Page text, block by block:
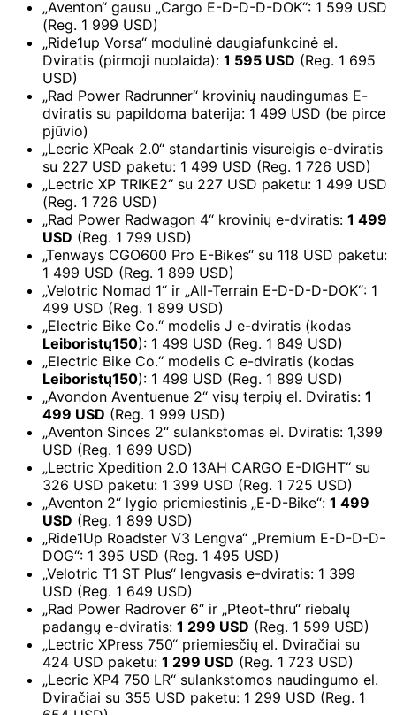
„Aventon“ gausu „Cargo E-D-D-D-DOK“: 1 599 USD
(Reg. 1 999 USD)
„Ride1up Vorsa“ modulinė daugiafunkcinė el.
Dviratis (pirmoji nuolaida): 1 595 USD (Reg. 1 695
USD)
„Rad Power Radrunner“ krovinių naudingumas E-
dviratis su papildoma baterija: 1 499 USD (be pirce
pjūvio)
„Lecric XPeak 2.0“ standartinis visureigis e-dviratis
su 227 USD paketu: 1 499 USD (Reg. 1 726 USD)
„Lectric XP TRIKE2“ su 227 USD paketu: 1 499 USD
(Reg. 1 726 USD)
„Rad Power Radwagon 4“ krovinių e-dviratis: 1 499
USD (Reg. 1 799 USD)
„Tenways CGO600 Pro E-Bikes“ su 118 USD paketu:
1 499 USD (Reg. 1 899 USD)
„Velotric Nomad 1“ ir „All-Terrain E-D-D-D-DOK“: 1
499 USD (Reg. 1 899 USD)
„Electric Bike Co.“ modelis J e-dviratis (kodas
Leiboristų150): 1 499 USD (Reg. 1 849 USD)
„Electric Bike Co.“ modelis C e-dviratis (kodas
Leiboristų150): 1 499 USD (Reg. 1 899 USD)
„Avondon Aventuenue 2“ visų terpių el. Dviratis: 1
499 USD (Reg. 1 999 USD)
„Aventon Sinces 2“ sulankstomas el. Dviratis: 1,399
USD (Reg. 1 699 USD)
„Lectric Xpedition 2.0 13AH CARGO E-DIGHT“ su
326 USD paketu: 1 399 USD (Reg. 1 725 USD)
„Aventon 2“ lygio priemiestinis „E-D-Bike“: 1 499
USD (Reg. 1 899 USD)
„Ride1Up Roadster V3 Lengva“ „Premium E-D-D-D-
DOG“: 1 395 USD (Reg. 1 495 USD)
„Velotric T1 ST Plus“ lengvasis e-dviratis: 1 399
USD (Reg. 1 649 USD)
„Rad Power Radrover 6“ ir „Pteot-thru“ riebalų
padangų e-dviratis: 1 299 USD (Reg. 1 599 USD)
„Lectric XPress 750“ priemiesčių el. Dviračiai su
424 USD paketu: 1 299 USD (Reg. 1 723 USD)
„Lecric XP4 750 LR“ sulankstomos naudingumo el.
Dviračiai su 355 USD paketu: 1 299 USD (Reg. 1